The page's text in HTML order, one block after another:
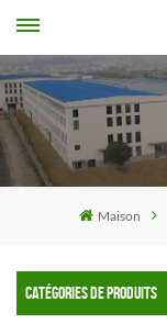
Maison
CATÉGORIES DE PRODUITS